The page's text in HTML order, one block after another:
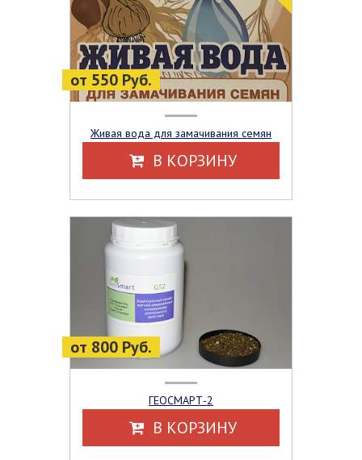
от 550 Руб.
Живая вода для замачивания семян
В КОРЗИНУ
от 800 Руб.
ГЕОСМАРТ-2
В КОРЗИНУ